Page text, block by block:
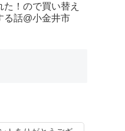
た！ので買い替え
る話@小金井市